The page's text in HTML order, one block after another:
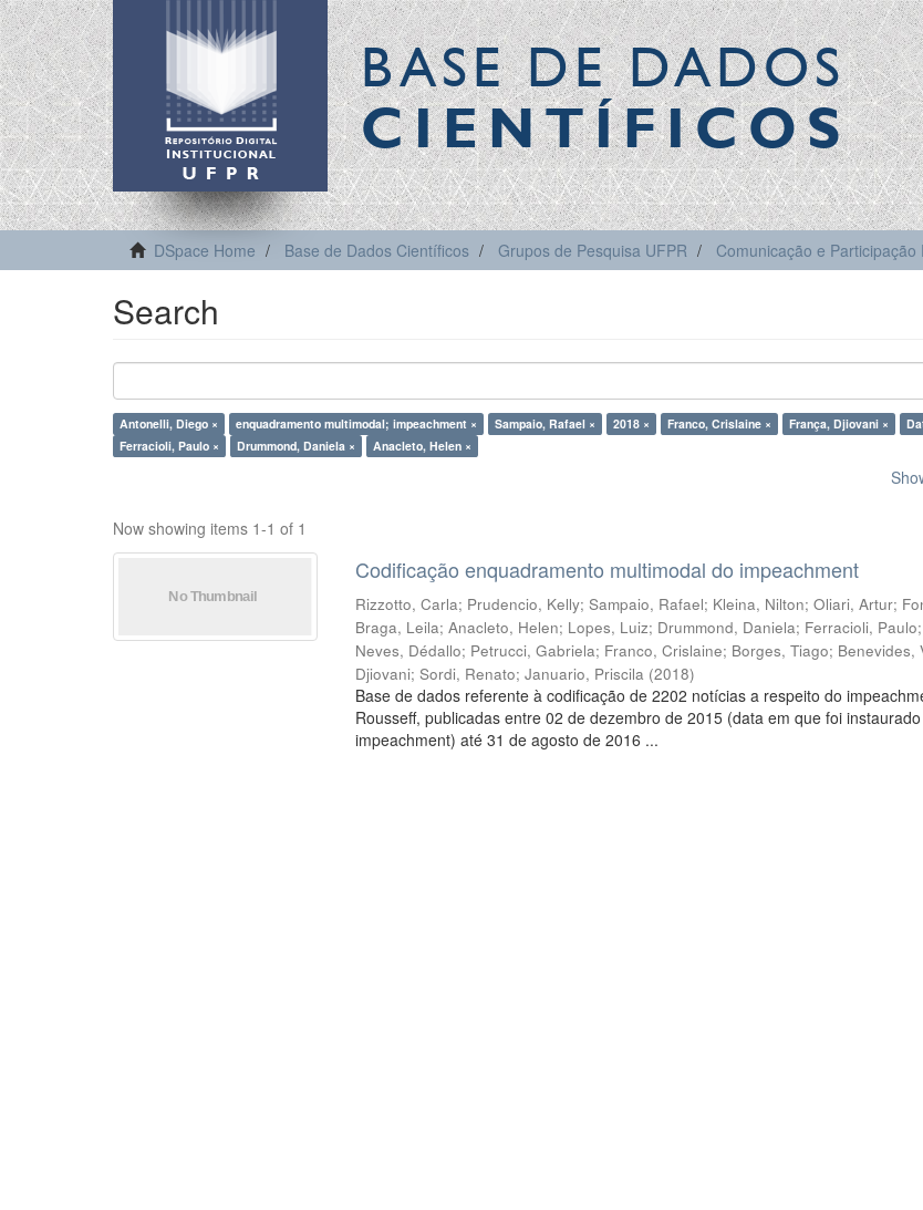
BASE DE DADOS
CIENTÍFICOS
DSpace Home Base de Dados Científicos Grupos de Pesquisa UFPR Comunicação e Participação
Search
Antonelli, Diego × enquadramento multimodal; impeachment × Sampaio, Rafael × 2018 × Franco, Crislaine × França, Djiovani ×
Ferracioli, Paulo ×
Drummond, Daniela × Anacleto, Helen ×
Now showing items 1-1 of 1
Codificação enquadramento multimodal do impeachment
Rizzotto, Carla; Prudencio, Kelly;Sampaio, Rafael; Kleina, Nilton;Oliari, Artur;
Braga, Leila;Anacleto, Helen; Lopes, Luiz; Drummond, Daniela; Ferracioli, Paulo
Neves, Dédallo; Petrucci, Gabriela; Franco, Crislaine; Borges, Tiago; Benevides,
Djiovani;Sordi, Renato;Januario, Priscila (2018)
Base de dados referente à codificação de 2202 notícias a respeito do
Rousseff, publicadas entre 02 de dezembro de 2015 (data em que foi
impeachment) até 31 de agosto de 2016 ...